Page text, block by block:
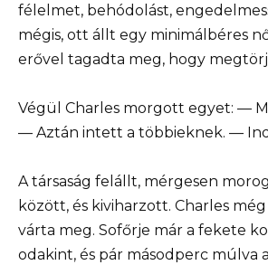
félelmet, behódolást,
mégis, ott állt egy minimálbéres
erővel tagadta meg, hogy
Végül Charles morgott egyet: —
— Aztán intett a többieknek. —
A társaság felállt, mérgesen
között, és kiviharzott. Charles
várta meg. Sofőrje már a fekete
odakint, és pár másodperc múlva